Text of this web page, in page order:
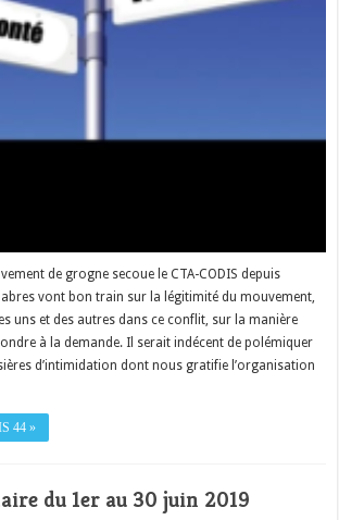
de grogne secoue le CTA-CODIS depuis
vont bon train sur la légitimité du mouvement,
uns et des autres dans ce conflit, sur la manière
à la demande. Il serait indécent de polémiquer
d’intimidation dont nous gratifie l’organisation
44 »
du 1er au 30 juin 2019